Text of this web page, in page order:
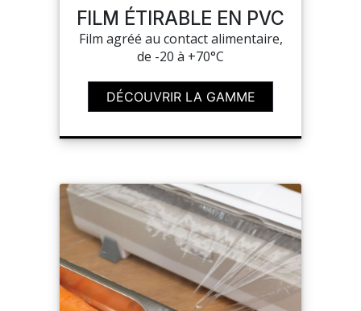
FILM ÉTIRABLE EN PVC
Film agréé au contact alimentaire,
de -20 à +70°C
DÉCOUVRIR LA GAMME